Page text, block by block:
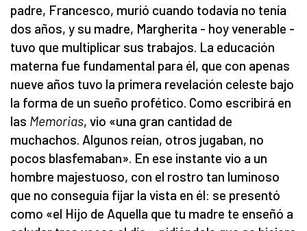
padre, Francesco, murió cuando todavía no tenía
dos años, y su madre, Margherita - hoy venerable -
tuvo que multiplicar sus trabajos. La educación
materna fue fundamental para él, que con apenas
nueve años tuvo la primera revelación celeste bajo
la forma de un sueño profético. Como escribirá en
las Memorias, vio «una gran cantidad de
muchachos. Algunos reían, otros jugaban, no
pocos blasfemaban». En ese instante vio a un
hombre majestuoso, con el rostro tan luminoso
que no conseguía fijar la vista en él: se presentó
como «el Hijo de Aquella que tu madre te enseñó a